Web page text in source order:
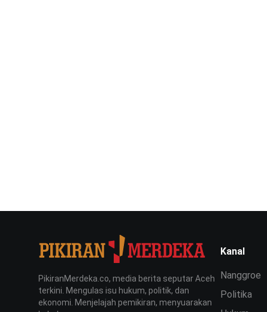
PikiranMerdeka.co, media berita seputar Aceh
terkini. Mengulas isu hukum, politik, dan
ekonomi. Menjelajah pemikiran, menyuarakan
Kanal
Nanggroe
Politika